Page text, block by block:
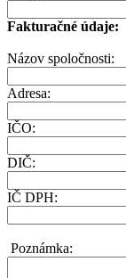
Fakturačné údaje:
Názov spoločnosti:
Adresa:
IČO:
DIČ:
IČ DPH:
Poznámka: